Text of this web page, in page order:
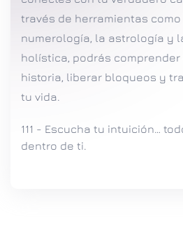
través de herramientas como
numerología, la astrología y
holística, podrás comprender
historia, liberar bloqueos y
tu vida.
111 - Escucha tu intuición…
dentro de ti.